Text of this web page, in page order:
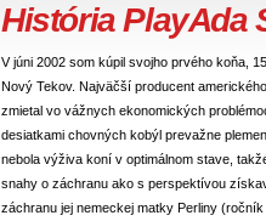
História PlayAda
V júni 2002 som kúpil svojho prvého koňa,
Nový Tekov. Najväčší producent
zmietal vo vážnych ekonomických
desiatkami chovných kobýl prevažne
nebola výživa koní v optimálnom stave,
snahy o záchranu ako s perspektívou
záchranu jej nemeckej matky Perliny